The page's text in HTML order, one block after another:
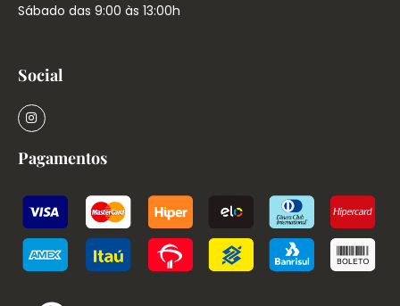
Sábado das 9:00 às 13:00h
Social
Pagamentos